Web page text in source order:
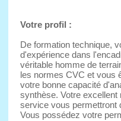
Votre profil :
De formation technique,
d'expérience dans
véritable homme de
les normes CVC et vous
votre bonne capacité
synthèse. Votre excellent
service vous permettront
Vous possédez votre